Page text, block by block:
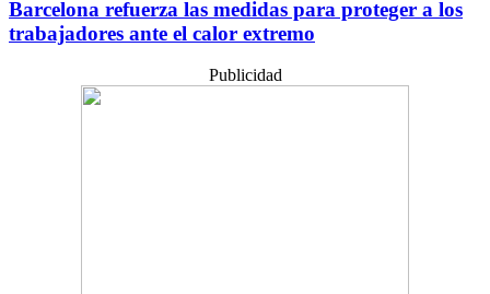
Barcelona refuerza las medidas para proteger a los
trabajadores ante el calor extremo
Publicidad